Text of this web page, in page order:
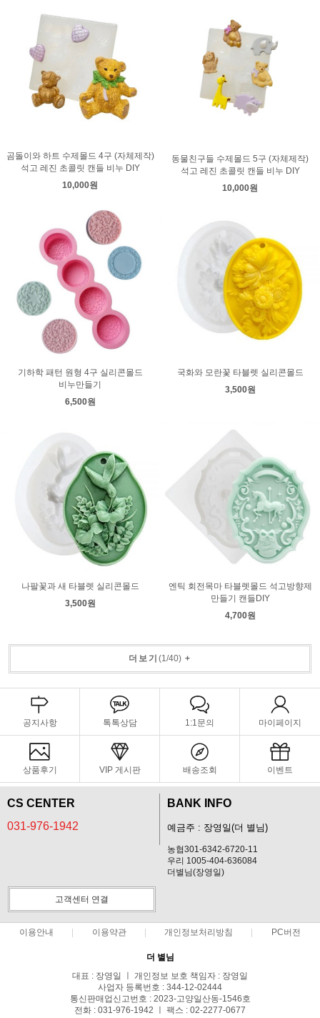
곰돌이와 하트 수제몰드 4구 (자체제작)
석고 레진 초콜릿 캔들 비누 DIY
10,000원
동물친구들 수제몰드 5구 (자체제작)
석고 레진 초콜릿 캔들 비누 DIY
10,000원
기하학 패턴 원형 4구 실리콘몰드
비누만들기
6,500원
국화와 모란꽃 타블렛 실리콘몰드
3,500원
나팔꽃과 새 타블렛 실리콘몰드
3,500원
엔틱 회전목마 타블렛몰드 석고방향제
만들기 캔들DIY
4,700원
더보기 (1/40) +
공지사항 톡톡상담 1:1문의 마이페이지
상품후기 VIP 게시판 배송조회 이벤트
CS CENTER
031-976-1942
BANK INFO
예금주 : 장영일(더 별님)
농협301-6342-6720-11
우리 1005-404-636084
더별님(장영일)
고객센터 연결
이용안내 이용약관 개인정보처리방침 PC버전
더 별님
대표 : 장영일 ㅣ 개인정보 보호 책임자 : 장영일
사업자 등록번호 : 344-12-02444
통신판매업신고번호 : 2023-고양일산동-1546호
전화 : 031-976-1942 ㅣ 팩스 : 02-2277-0677